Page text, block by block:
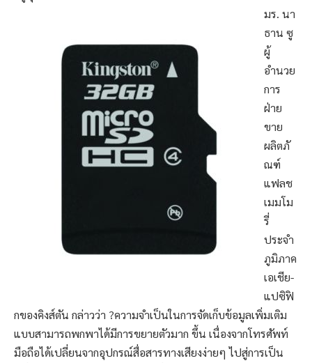
มร. นา
ธาน ซู
ผู้
อำนวย
การ
ฝ่าย
ขาย
ผลิตภั
ณฑ์
แฟลช
เมมโม
รี่
ประจำ
ภูมิภาค
เอเชีย-
แปซิฟิ
กของคิงส์ตัน กล่าวว่า ?ความจำเป็นในการจัดเก็บข้อมูลเพิ่มเติม
แบบสามารถพกพาได้มีการขยายตัวมาก ขึ้น เนื่องจากโทรศัพท์
มือถือได้เปลี่ยนจากอุปกรณ์สื่อสารทางเสียงง่ายๆ ไปสู่การเป็น